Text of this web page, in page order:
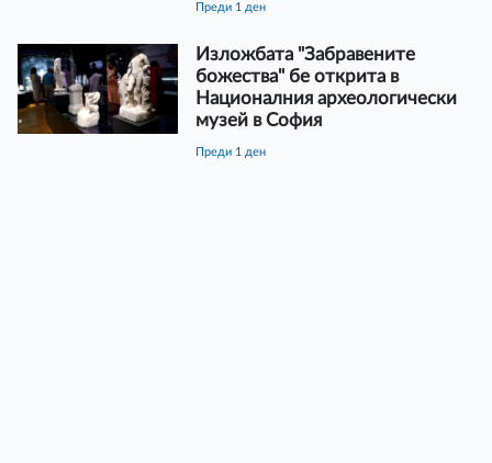
преди 1 ден
Изложбата "Забравените
божества" бе открита в
Националния археологически
музей в София
преди 1 ден